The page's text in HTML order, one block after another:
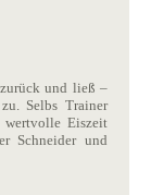
und ließ –
Selbs Trainer
wertvolle Eiszeit
Schneider und